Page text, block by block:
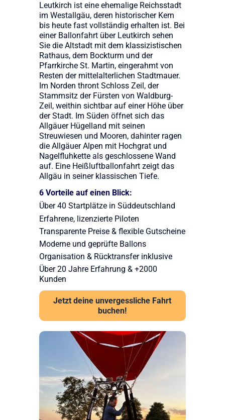
Leutkirch ist eine ehemalige Reichsstadt
im Westallgäu, deren historischer Kern
bis heute fast vollständig erhalten ist. Bei
einer Ballonfahrt über Leutkirch sehen
Sie die Altstadt mit dem klassizistischen
Rathaus, dem Bockturm und der
Pfarrkirche St. Martin, eingerahmt von
Resten der mittelalterlichen Stadtmauer.
Im Norden thront Schloss Zeil, der
Stammsitz der Fürsten von Waldburg-
Zeil, weithin sichtbar auf einer Höhe über
der Stadt. Im Süden öffnet sich das
Allgäuer Hügelland mit seinen
Streuwiesen und Mooren, dahinter ragen
die Allgäuer Alpen mit Hochgrat und
Nagelfluhkette als geschlossene Wand
auf. Eine Heißluftballonfahrt zeigt das
Allgäu in seiner klassischen Tiefe.
6 Vorteile auf einen Blick:
Über 40 Startplätze in Süddeutschland
Erfahrene, lizenzierte Piloten
Transparente Preise & flexible Gutscheine
Moderne und geprüfte Ballons
Organisation & Rücktransfer inklusive
Über 20 Jahre Erfahrung & +2000
Kunden
Jetzt deine unvergessliche Fahrt
buchen!